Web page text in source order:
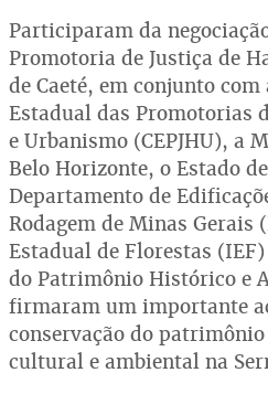
Participaram da
Promotoria de Justiça de
de Caeté, em conjunto
Estadual das Promotorias
e Urbanismo (CEPJHU), a
Belo Horizonte, o Estado
Departamento de
Rodagem de Minas
Estadual de Florestas
do Patrimônio Histórico e
firmaram um importante
conservação do
cultural e ambiental na